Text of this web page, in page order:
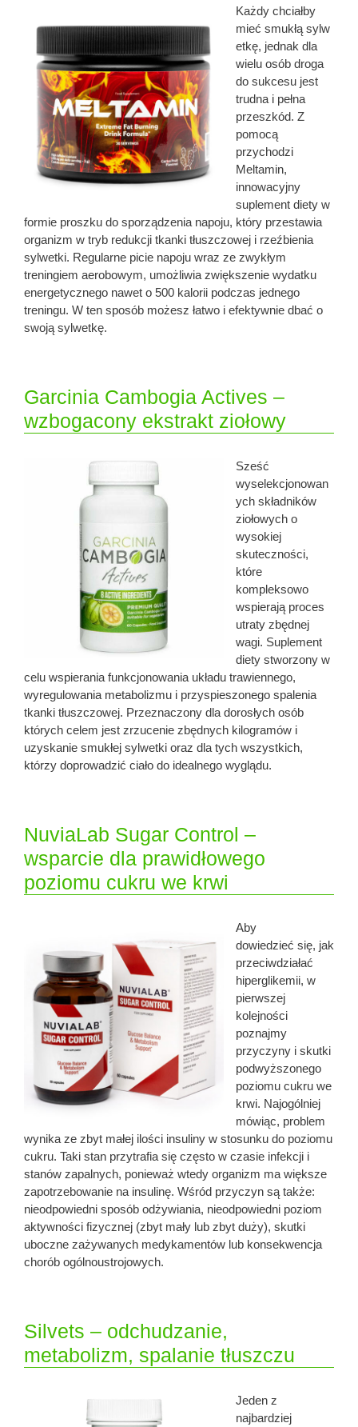
Każdy chciałby
mieć smukłą sylw
etkę, jednak dla
wielu osób droga
do sukcesu jest
trudna i pełna
przeszkód. Z
pomocą
przychodzi
Meltamin,
innowacyjny
suplement diety w
formie proszku do sporządzenia napoju, który przestawia
organizm w tryb redukcji tkanki tłuszczowej i rzeźbienia
sylwetki. Regularne picie napoju wraz ze zwykłym
treningiem aerobowym, umożliwia zwiększenie wydatku
energetycznego nawet o 500 kalorii podczas jednego
treningu. W ten sposób możesz łatwo i efektywnie dbać o
swoją sylwetkę.
Garcinia Cambogia Actives –
wzbogacony ekstrakt ziołowy
Sześć
wyselekcjonowan
ych składników
ziołowych o
wysokiej
skuteczności,
które
kompleksowo
wspierają proces
utraty zbędnej
wagi. Suplement
diety stworzony w
celu wspierania funkcjonowania układu trawiennego,
wyregulowania metabolizmu i przyspieszonego spalenia
tkanki tłuszczowej. Przeznaczony dla dorosłych osób
których celem jest zrzucenie zbędnych kilogramów i
uzyskanie smukłej sylwetki oraz dla tych wszystkich,
którzy doprowadzić ciało do idealnego wyglądu.
NuviaLab Sugar Control –
wsparcie dla prawidłowego
poziomu cukru we krwi
Aby
dowiedzieć się, jak
przeciwdziałać
hiperglikemii, w
pierwszej
kolejności
poznajmy
przyczyny i skutki
podwyższonego
poziomu cukru we
krwi. Najogólniej
mówiąc, problem
wynika ze zbyt małej ilości insuliny w stosunku do poziomu
cukru. Taki stan przytrafia się często w czasie infekcji i
stanów zapalnych, ponieważ wtedy organizm ma większe
zapotrzebowanie na insulinę. Wśród przyczyn są także:
nieodpowiedni sposób odżywiania, nieodpowiedni poziom
aktywności fizycznej (zbyt mały lub zbyt duży), skutki
uboczne zażywanych medykamentów lub konsekwencja
chorób ogólnoustrojowych.
Silvets – odchudzanie,
metabolizm, spalanie tłuszczu
Jeden z
najbardziej